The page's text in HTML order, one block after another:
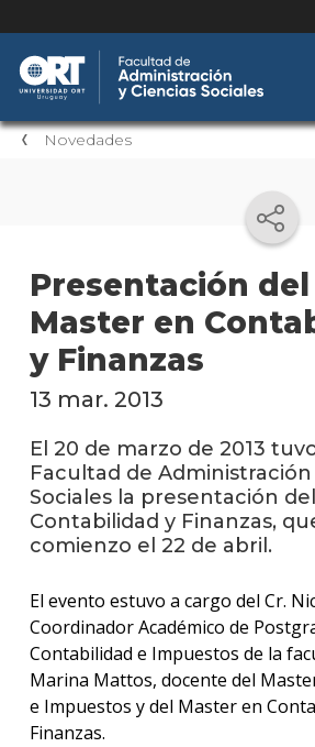
Novedades
Presentación del
Master en
y Finanzas
13 mar. 2013
El 20 de marzo de 2013
Facultad de Administración
Sociales la presentación
Contabilidad y Finanzas,
comienzo el 22 de abril.
El evento estuvo a cargo del Cr.
Coordinador Académico de
Contabilidad e Impuestos de la
Marina Mattos, docente del
e Impuestos y del Master en
Finanzas.